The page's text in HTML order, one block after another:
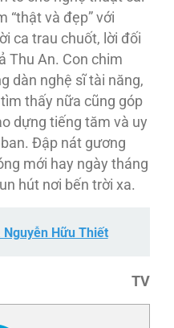
“thật và đẹp” với
ca trau chuốt, lời đối
Thu An. Con chim
dàn nghệ sĩ tài năng,
thấy nữa cũng góp
dựng tiếng tăm và uy
Đập nát gương
mới hay ngày tháng
hút nơi bến trời xa.
Nguyễn Hữu Thiết
TV